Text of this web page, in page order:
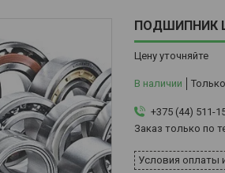
ПОДШИПНИК
Цену уточняйте
В наличии
+375 (44) 511-
Заказ только по
Условия оплаты